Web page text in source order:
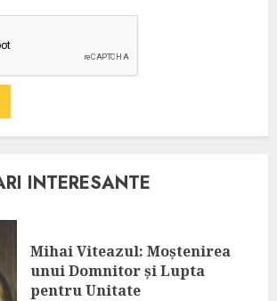
INTERESANTE
Mihai Viteazul: Moștenirea
unui Domnitor și Lupta
pentru Unitate